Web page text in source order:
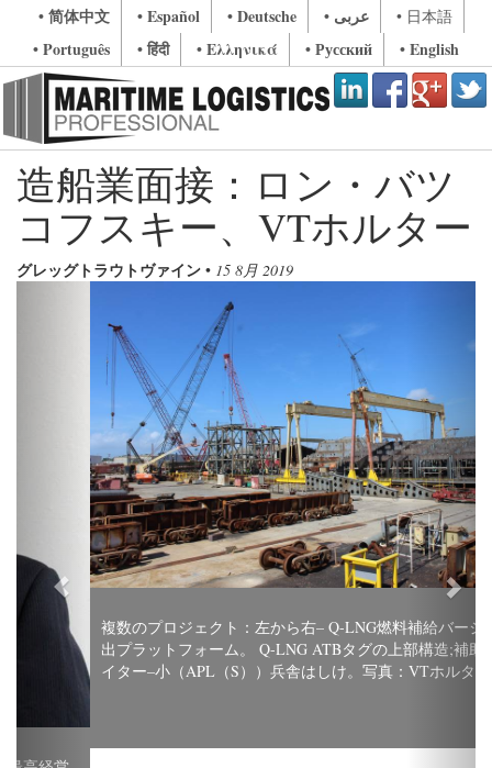
• 简体中文 • Español • Deutsche • عربى • 日本語
• Português • हिंदी • Ελληνικά • Русский • English
造船業面接：ロン・バツ
コフスキー、VTホルター
グレッグトラウトヴァイン • 15 8月 2019
複数のプロジェクト：左から右– Q-LNG燃料補給バージ貨物排
出プラットフォーム。 Q-LNG ATBタグの上部構造;補助人員ラ
イター–小（APL（S））兵舎はしけ。写真：VTホルター